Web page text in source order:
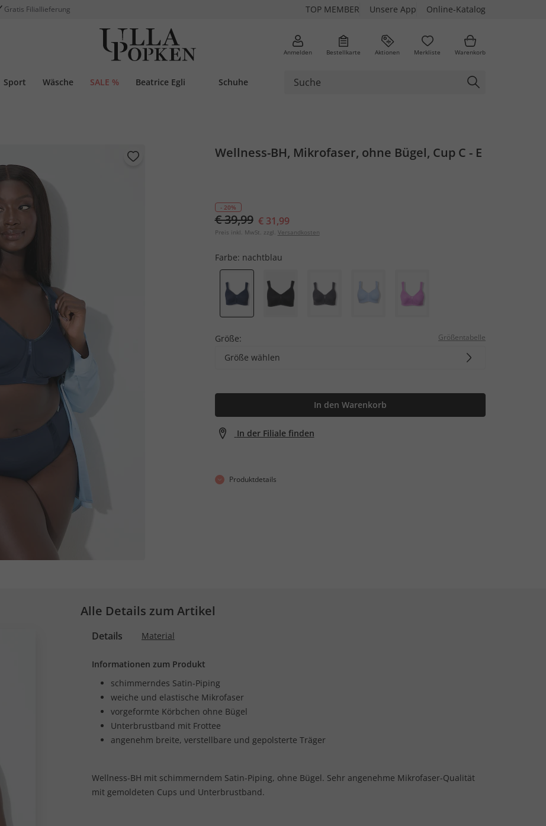
Gratis Filiallieferung TOP MEMBER Unsere App Online-Katalog
Anmelden Bestellkarte Aktionen Merkliste Warenkorb
Sport Wäsche SALE % Beatrice Egli Schuhe
Wellness-BH, Mikrofaser, ohne Bügel, Cup C - E
- 20%
€ 39,99 € 31,99
Preis inkl. MwSt. zzgl. Versandkosten
Farbe: nachtblau
Größe: Größentabelle
Größe wählen
In den Warenkorb
In der Filiale finden
Produktdetails
Alle Details zum Artikel
Details Material
Informationen zum Produkt
schimmerndes Satin-Piping
weiche und elastische Mikrofaser
vorgeformte Körbchen ohne Bügel
Unterbrustband mit Frottee
angenehm breite, verstellbare und gepolsterte Träger
Wellness-BH mit schimmerndem Satin-Piping, ohne Bügel. Sehr angenehme Mikrofaser-Qualität
mit gemoldeten Cups und Unterbrustband.